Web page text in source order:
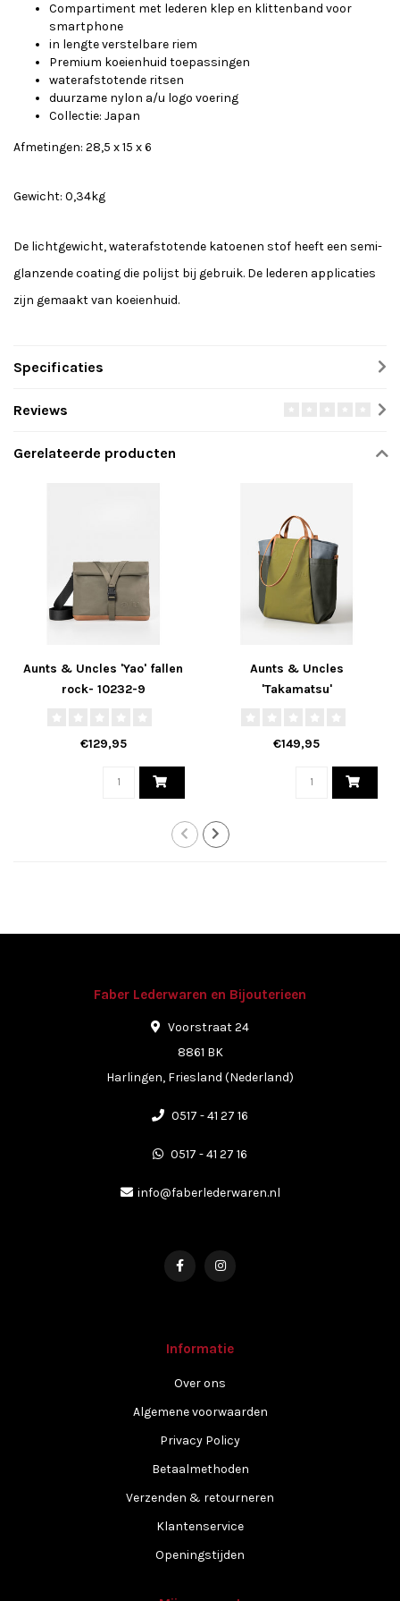
Compartiment met lederen klep en klittenband voor
smartphone
in lengte verstelbare riem
Premium koeienhuid toepassingen
waterafstotende ritsen
duurzame nylon a/u logo voering
Collectie: Japan
Afmetingen: 28,5 x 15 x 6
Gewicht: 0,34kg
De lichtgewicht, waterafstotende katoenen stof heeft een semi-
glanzende coating die polijst bij gebruik. De lederen applicaties
zijn gemaakt van koeienhuid.
Specificaties
Reviews
Gerelateerde producten
Aunts & Uncles 'Yao' fallen
rock- 10232-9
€129,95
Aunts & Uncles
'Takamatsu'
€149,95
Faber Lederwaren en Bijouterieen
Voorstraat 24
8861 BK
Harlingen, Friesland (Nederland)
0517 - 41 27 16
0517 - 41 27 16
info@faberlederwaren.nl
Informatie
Over ons
Algemene voorwaarden
Privacy Policy
Betaalmethoden
Verzenden & retourneren
Klantenservice
Openingstijden